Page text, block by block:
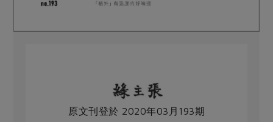
原文刊登於 2020年03月193期